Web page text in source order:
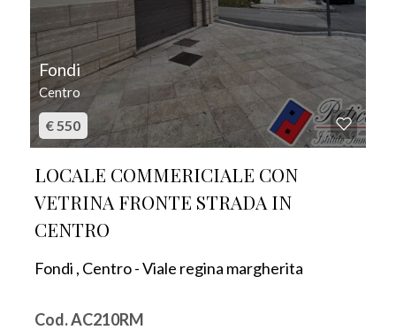
Fondi
Centro
€ 550
LOCALE COMMERICIALE CON
VETRINA FRONTE STRADA IN
CENTRO
Fondi , Centro - Viale regina margherita
Cod. AC210RM